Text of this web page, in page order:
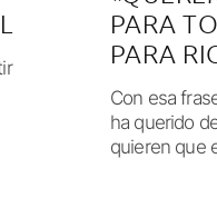
PARA
PARA
Con esa
ha querido
quieren que